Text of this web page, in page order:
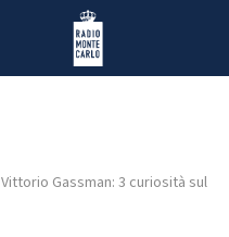
Radio Monte Carlo
Vittorio Gassman: 3 curiosità sul